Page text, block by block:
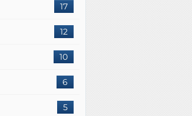
17
12
10
6
5